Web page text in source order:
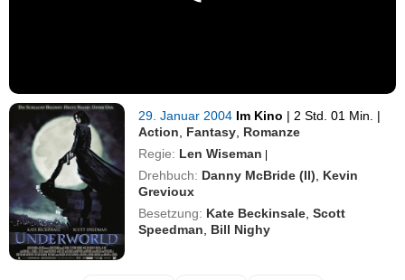
29. Januar 2004 Im Kino | 2 Std. 01 Min. |
Action
Fantasy Romanze
Regie: Len Wiseman |
Drehbuch: Danny McBride (II)
Kevin
Grevioux
Besetzung: Kate Beckinsale ,Scott
Speedman
Bill Nighy